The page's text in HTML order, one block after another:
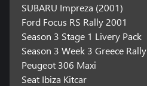
SUBARU Impreza (2001)
Ford Focus RS Rally 2001
Season 3 Stage 1 Livery Pack
Season 3 Week 3 Greece Rally
Peugeot 306 Maxi
Seat Ibiza Kitcar